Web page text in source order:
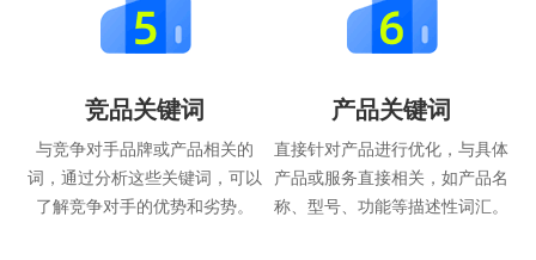
竞品关键词
与竞争对手品牌或产品相关的
词，通过分析这些关键词，可以
了解竞争对手的优势和劣势。
产品关键词
直接针对产品进行优化，与具体
产品或服务直接相关，如产品名
称、型号、功能等描述性词汇。